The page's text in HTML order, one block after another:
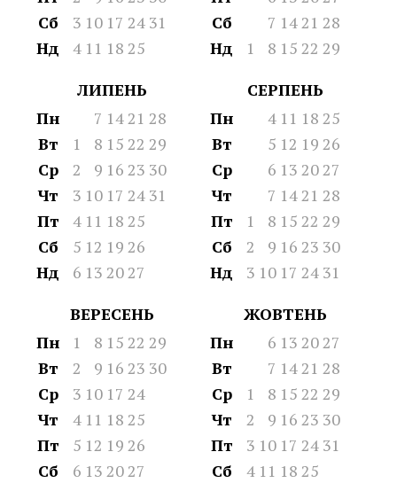
Сб
3 10 17 24 31
Нд
4 11 18 25
Сб
7 1421 28
Нд
1 8 15 22 29
ЛИПЕНЬ
Пн
7 1421 28
Вт
1 8 15 22 29
Ср
2 9 16 23 30
Чт
3 10 17 24 31
Пт
4 11 18 25
Сб
5 12 19 26
Нд
6 13 2027
СЕРПЕНЬ
Пн
4 11 18 25
Вт
5 12 19 26
Ср
6 13 2027
Чт
7 1421 28
Пт
1 8 15 22 29
Сб
2 9 16 23 30
Нд
3 10 17 24 31
ВЕРЕСЕНЬ
Пн
1 8 15 22 29
Вт
2 9 16 23 30
Ср
3 10 17 24
Чт
4 11 18 25
Пт
5 12 19 26
Сб
6 13 2027
ЖОВТЕНЬ
Пн
6 13 2027
Вт
7 1421 28
Ср
1 8 15 22 29
Чт
2 9 16 23 30
Пт
3 10 17 24 31
Сб
4 11 18 25